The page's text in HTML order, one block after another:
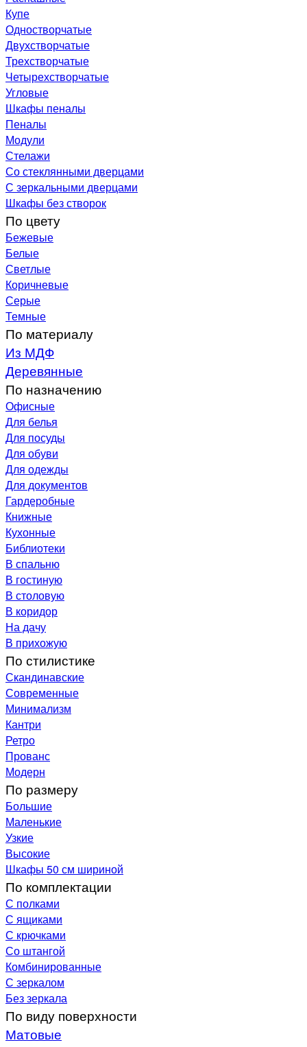
Купе
Одностворчатые
Двухстворчатые
Трехстворчатые
Четырехстворчатые
Угловые
Шкафы пеналы
Пеналы
Модули
Стелажи
Со стеклянными дверцами
С зеркальными дверцами
Шкафы без створок
По цвету
Бежевые
Белые
Светлые
Коричневые
Серые
Темные
По материалу
Из МДФ
Деревянные
По назначению
Офисные
Для белья
Для посуды
Для обуви
Для одежды
Для документов
Гардеробные
Книжные
Кухонные
Библиотеки
В спальню
В гостиную
В столовую
В коридор
На дачу
В прихожую
По стилистике
Скандинавские
Современные
Минимализм
Кантри
Ретро
Прованс
Модерн
По размеру
Большие
Маленькие
Узкие
Высокие
Шкафы 50 см шириной
По комплектации
С полками
С ящиками
С крючками
Со штангой
Комбинированные
С зеркалом
Без зеркала
По виду поверхности
Матовые